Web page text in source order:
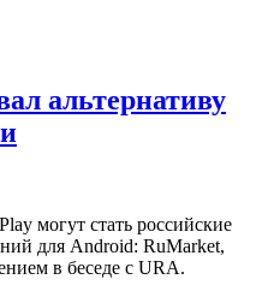
альтернативу
могут стать российские
для Android: RuMarket,
в беседе с URA.